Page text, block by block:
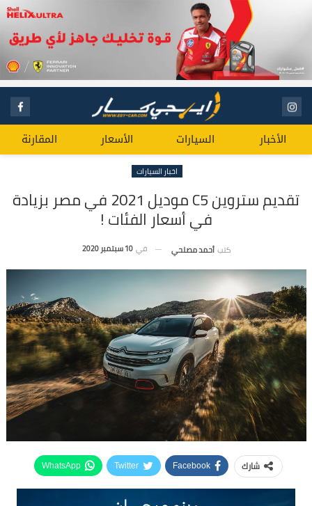
الأخبار السيارات الأسعار المقارنة
اخبار السيارات
تقديم ستروين C5 موديل 2021 في مصر بزيادة
في أسعار الفئات !
كتب أحمد مصلحي في 10 سبتمبر 2020
شارك Facebook
Twitter
WhatsApp